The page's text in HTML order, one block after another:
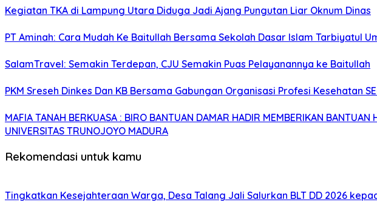
Kegiatan TKA di Lampung Utara Diduga Jadi Ajang Pungutan Liar Oknum Dinas
PT Aminah: Cara Mudah Ke Baitullah Bersama Sekolah Dasar Islam Tarbiyatul
SalamTravel: Semakin Terdepan, CJU Semakin Puas Pelayanannya ke Baitullah
PKM Sreseh Dinkes Dan KB Bersama Gabungan Organisasi Profesi Kesehatan
MAFIA TANAH BERKUASA : BIRO BANTUAN DAMAR HADIR MEMBERIKAN
UNIVERSITAS TRUNOJOYO MADURA
Rekomendasi untuk kamu
Tingkatkan Kesejahteraan Warga, Desa Talang Jali Salurkan BLT DD 2026